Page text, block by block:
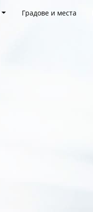
Градове и места